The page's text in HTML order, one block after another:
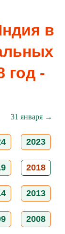
в
год -
31 января →
2023
2018
2013
2008